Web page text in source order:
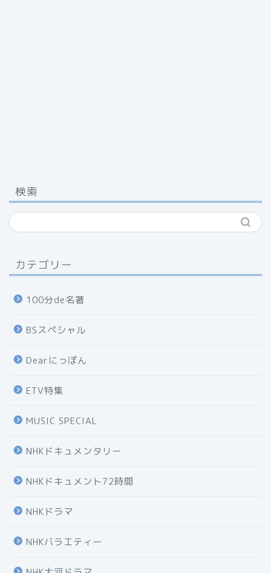
検索
カテゴリー
100分de名著
BSスペシャル
Dearにっぽん
ETV特集
MUSIC SPECIAL
NHKドキュメンタリー
NHKドキュメント72時間
NHKドラマ
NHKバラエティー